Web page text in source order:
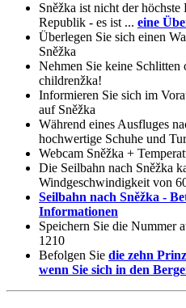
Sněžka ist nicht der
Republik - es ist ... eine
Überlegen Sie sich einen
Sněžka
Nehmen Sie keine
childrenžka!
Informieren Sie sich im
auf Sněžka
Während eines Ausfluges
hochwertige Schuhe und
Webcam Sněžka +
Die Seilbahn nach Sněžka
Windgeschwindigkeit von
Seilbahn nach Sněžka -
Informationen
Speichern Sie die Nummer
1210
Befolgen Sie die zehn
wenn Sie sich in den